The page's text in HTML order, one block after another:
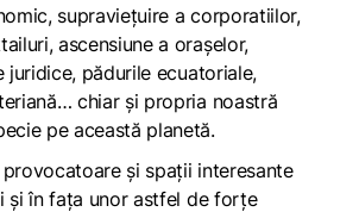
supraviețuire a corporatiilor,
ascensiune a orașelor,
juridice, pădurile ecuatoriale,
chiar și propria noastră
pe această planetă.
și spații interesante
și în fața unor astfel de forțe